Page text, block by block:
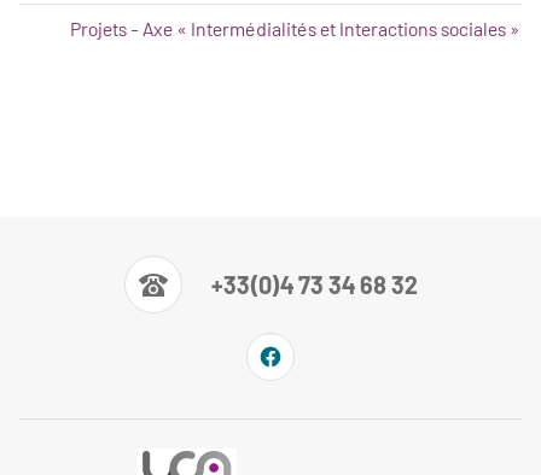
Projets - Axe « Intermédialités et Interactions sociales »
+33(0)4 73 34 68 32